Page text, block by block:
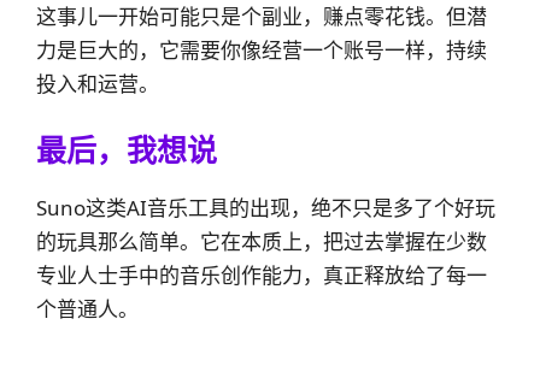
这事儿一开始可能只是个副业，赚点零花钱。但潜
力是巨大的，它需要你像经营一个账号一样，持续
投入和运营。
最后，我想说
Suno这类AI音乐工具的出现，绝不只是多了个好玩
的玩具那么简单。它在本质上，把过去掌握在少数
专业人士手中的音乐创作能力，真正释放给了每一
个普通人。